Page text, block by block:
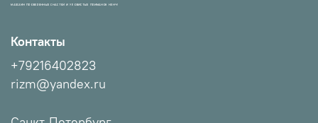
МАГАЗИН ПРОВЕРЕННЫХ СНАСТЕЙ И УЛОВИСТЫХ ПРИМАНОК НХНЧ!
Контакты
+79216402823
rizm@yandex.ru